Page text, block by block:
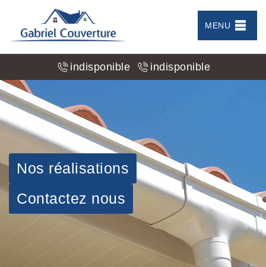
MENU
indisponible indisponible
Nos réalisations
Contactez nous